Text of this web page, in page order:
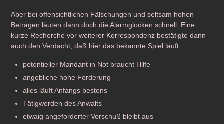
Aber bei offensichtlichen Fälschungen und seltsam hohen
Beträgen läuten dann doch die Alarmglocken schnell. Eine
kurze Recherche vor weiterer Korrespondenz bestätigte dann
auch den Verdacht, daß hier das bekannte Spiel läuft:
potentieller Mandant in Not braucht Hilfe
angebliche hohe Forderung
alles läuft Anfangs bestens
Tätigwerden des Anwalts
etwaig angeforderter Vorschuß bleibt aus